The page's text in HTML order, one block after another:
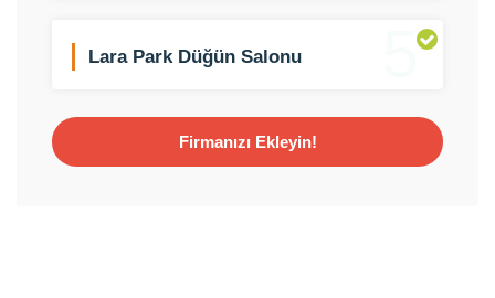
5
Lara Park Düğün Salonu
Firmanızı Ekleyin!